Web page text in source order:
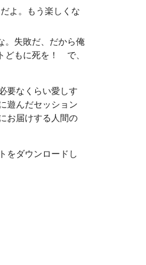
よ。もう楽しくな
。失敗だ、だから俺
どもに死を！ で、
要なくらい愛しす
遊んだセッション
お届けする人間の
をダウンロードし